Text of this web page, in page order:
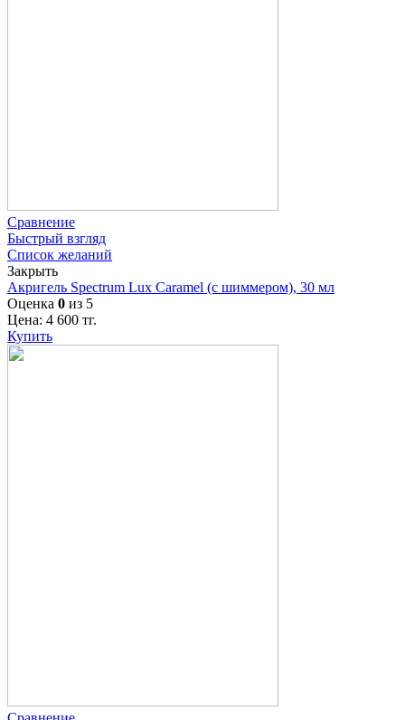
Сравнение
Быстрый взгляд
Список желаний
Закрыть
Акригель Spectrum Lux Caramel (с шиммером), 30 мл
Оценка 0 из 5
Цена: 4 600 тг.
Купить